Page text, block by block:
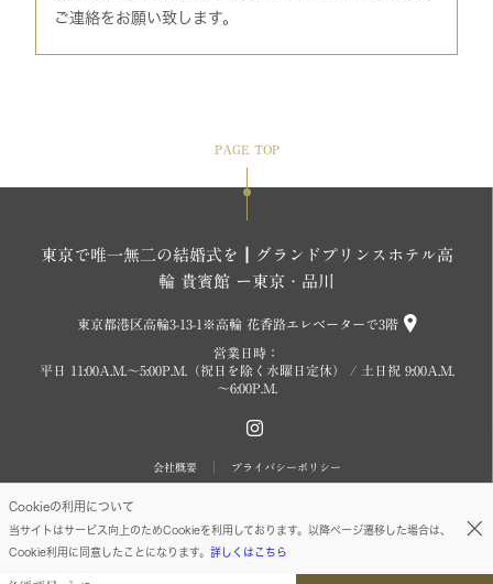
ご連絡をお願い致します。
Cookieの利用について
当サイトはサービス向上のためCookieを利用しております。以降ページ遷移した場合は、
Cookie利用に同意したことになります。 詳しくはこちら
PAGE TOP
東京で唯一無二の結婚式を┃グランドプリンスホテル高
輪 貴賓館 ー東京・品川
東京都港区高輪3-13-1※高輪 花香路エレベーターで3階
営業日時：
平日 11:00A.M.～5:00P.M.（祝日を除く水曜日定休） / 土日祝 9:00A.M.
～6:00P.M.
会社概要 プライバシーポリシー
Copyright (c) SEIBU PRINCE HOTELS WORLDWIDE INC. All rights reserved.